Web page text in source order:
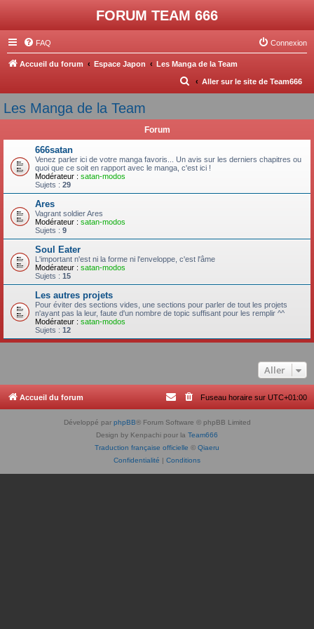
FORUM TEAM 666
FAQ Connexion
Accueil du forum Espace Japon Les Manga de la Team
Aller sur le site de Team666
R
r
Les Manga de la Team
Forum
666satan
Venez parler ici de votre manga favoris... Un avis sur les derniers chapitres ou
quoi que ce soit en rapport avec le manga, c'est ici !
Modérateur : satan-modos
Sujets : 29
Ares
Vagrant soldier Ares
Modérateur : satan-modos
Sujets : 9
Soul Eater
L'important n'est ni la forme ni l'enveloppe, c'est l'âme
Modérateur : satan-modos
Sujets : 15
Les autres projets
Pour éviter des sections vides, une sections pour parler de tout les projets
n'ayant pas la leur, faute d'un nombre de topic suffisant pour les remplir ^^
Modérateur : satan-modos
Sujets : 12
Aller
Accueil du forum Fuseau horaire sur UTC+01:00
Développé par phpBB® Forum Software © phpBB Limited
Design by Kenpachi pour la Team666
Traduction française officielle © Qiaeru
Confidentialité | Conditions